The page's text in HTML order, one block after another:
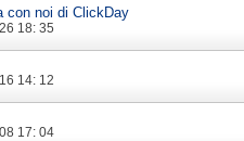
con noi di ClickDay
18: 35
14: 12
17: 04